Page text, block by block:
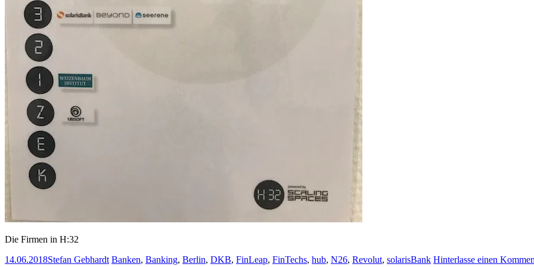
Die Firmen in H:32
14.06.2018Stefan Gebhardt Banken, Banking, Berlin, DKB, FinLeap, FinTechs, hub, N26, Revolut, solarisBank Hinterlasse einen